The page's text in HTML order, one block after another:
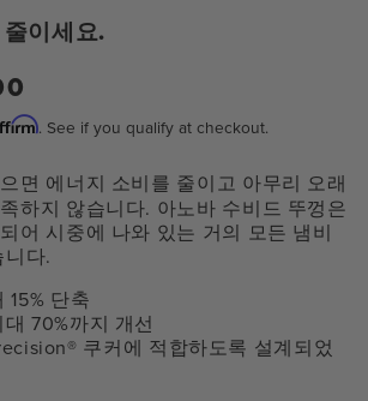
이세요.
. See if you qualify at checkout.
면 에너지 소비를 줄이고 아무리 오래
하지 않습니다. 아노바 수비드 뚜껑은
어 시중에 나와 있는 거의 모든 냄비
다.
15% 단축
70%까지 개선
쿠커에 적합하도록 설계되었